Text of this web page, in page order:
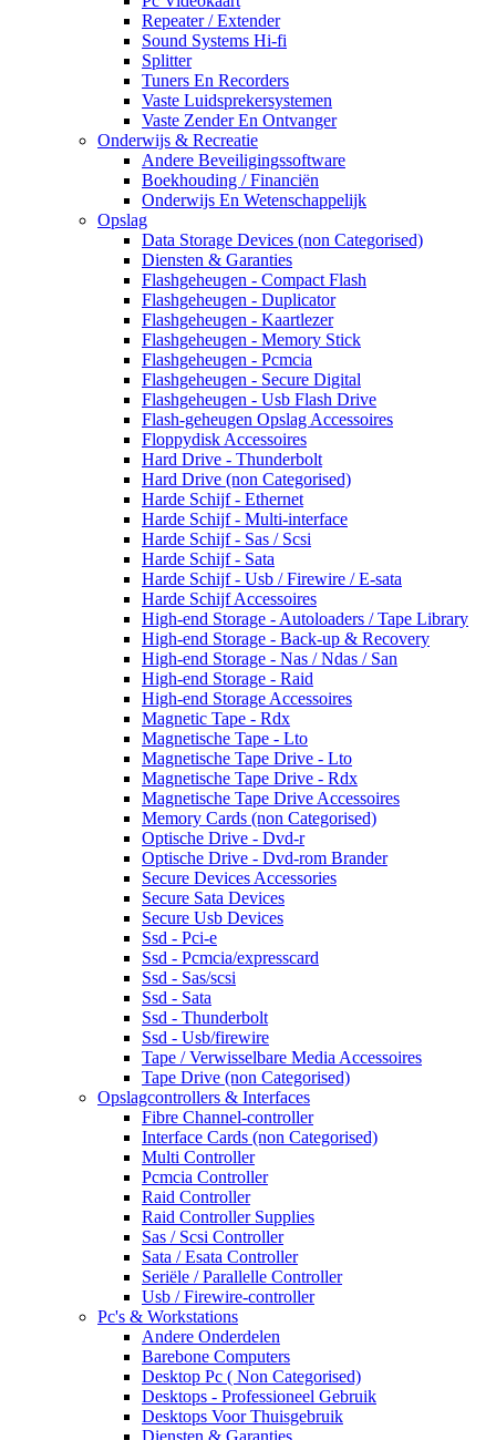
Repeater / Extender
Sound Systems Hi-fi
Splitter
Tuners En Recorders
Vaste Luidsprekersystemen
Vaste Zender En Ontvanger
Onderwijs & Recreatie
Andere Beveiligingssoftware
Boekhouding / Financiën
Onderwijs En Wetenschappelijk
Opslag
Data Storage Devices (non Categorised)
Diensten & Garanties
Flashgeheugen - Compact Flash
Flashgeheugen - Duplicator
Flashgeheugen - Kaartlezer
Flashgeheugen - Memory Stick
Flashgeheugen - Pcmcia
Flashgeheugen - Secure Digital
Flashgeheugen - Usb Flash Drive
Flash-geheugen Opslag Accessoires
Floppydisk Accessoires
Hard Drive - Thunderbolt
Hard Drive (non Categorised)
Harde Schijf - Ethernet
Harde Schijf - Multi-interface
Harde Schijf - Sas / Scsi
Harde Schijf - Sata
Harde Schijf - Usb / Firewire / E-sata
Harde Schijf Accessoires
High-end Storage - Autoloaders / Tape Library
High-end Storage - Back-up & Recovery
High-end Storage - Nas / Ndas / San
High-end Storage - Raid
High-end Storage Accessoires
Magnetic Tape - Rdx
Magnetische Tape - Lto
Magnetische Tape Drive - Lto
Magnetische Tape Drive - Rdx
Magnetische Tape Drive Accessoires
Memory Cards (non Categorised)
Optische Drive - Dvd-r
Optische Drive - Dvd-rom Brander
Secure Devices Accessories
Secure Sata Devices
Secure Usb Devices
Ssd - Pci-e
Ssd - Pcmcia/expresscard
Ssd - Sas/scsi
Ssd - Sata
Ssd - Thunderbolt
Ssd - Usb/firewire
Tape / Verwisselbare Media Accessoires
Tape Drive (non Categorised)
Opslagcontrollers & Interfaces
Fibre Channel-controller
Interface Cards (non Categorised)
Multi Controller
Pcmcia Controller
Raid Controller
Raid Controller Supplies
Sas / Scsi Controller
Sata / Esata Controller
Seriële / Parallelle Controller
Usb / Firewire-controller
Pc's & Workstations
Andere Onderdelen
Barebone Computers
Desktop Pc ( Non Categorised)
Desktops - Professioneel Gebruik
Desktops Voor Thuisgebruik
Diensten & Garanties